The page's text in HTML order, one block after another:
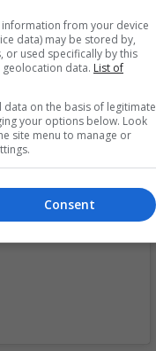
në
i ka bashkangjitur
from your device
data) may be stored by,
or used specifically by this
geolocation data. List of
on the basis of legitimate
your options below. Look
site menu to manage or
Consent